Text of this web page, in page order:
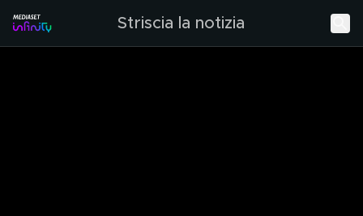
Striscia la notizia